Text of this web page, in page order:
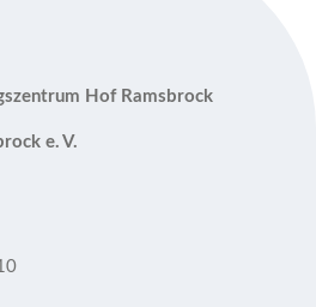
Hof Ramsbrock
e. V.